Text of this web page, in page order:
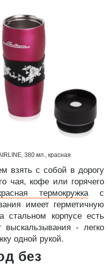
380 мл., красная
взять с собой в дорогу
чая, кофе или горячего
термокружкас
имеет герметичную
стальном корпусе есть
выскальзывания - легко
одной рукой.
без